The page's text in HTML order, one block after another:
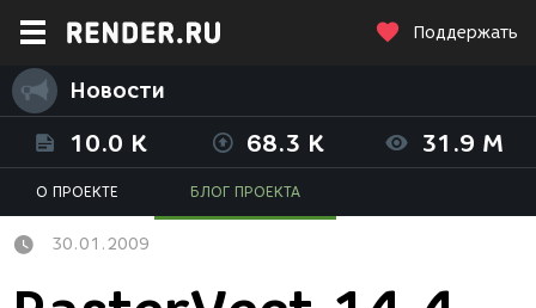
Поддержать
Новости
10.0 K 68.3 K 31.9 M
О ПРОЕКТЕ БЛОГ ПРОЕКТА
30.01.2009